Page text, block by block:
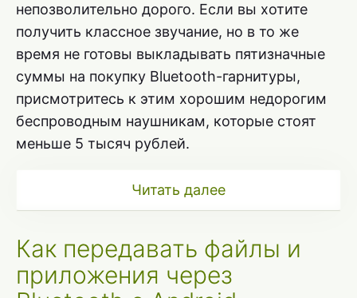
непозволительно дорого. Если вы хотите
получить классное звучание, но в то же
время не готовы выкладывать пятизначные
суммы на покупку Bluetooth-гарнитуры,
присмотритесь к этим хорошим недорогим
беспроводным наушникам, которые стоят
меньше 5 тысяч рублей.
Читать далее
Как передавать файлы и
приложения через